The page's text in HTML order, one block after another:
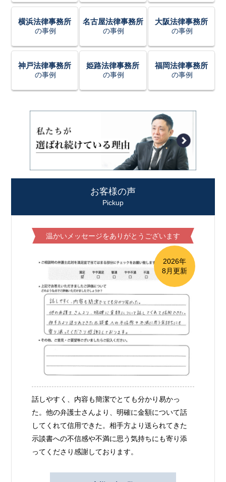
横浜法律事務所
の事例
名古屋法律事務所
の事例
大阪法律事務所
の事例
神戸法律事務所
の事例
姫路法律事務所
の事例
福岡法律事務所
の事例
お客様の声
Pickup
温かいメッセージをありがとうございます
2026年
8月更新
話しやすく、内容も簡潔でとても分かり易かっ
た。他の弁護士さんより、明確に金額について話
してくれて信用できた。相手方より送られてきた
示談書への不信感や不満に思う気持ちにも寄り添
ってくださり感謝しております。